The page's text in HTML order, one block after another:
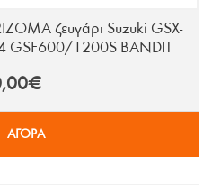
ζευγάρι Suzuki GSX-
1200S BANDIT
ΑΓΟΡΑ